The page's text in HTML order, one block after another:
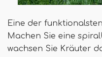
Eine der funktionalsten
Machen Sie eine
wachsen Sie Kräuter